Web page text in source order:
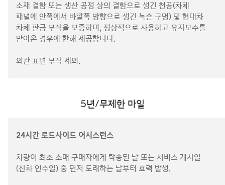
소재 결함 또는 생산 공정 상의 결함으로 생긴 천공(차체
패널에 안쪽에서 바깥쪽 방향으로 생긴 녹슨 구멍) 및 현대차
차체 판금 부식을 보증하며, 정상적으로 사용하고 유지보수를
받아온 경우에 한해 제공합니다.
외관 표면 부식 제외.
5년/무제한 마일
24시간 로드사이드 어시스턴스
차량이 최초 소매 구매자에게 탁송된 날 또는 서비스 개시일
(신차 인수일) 중 먼저 도래하는 날부터 효력 발생.